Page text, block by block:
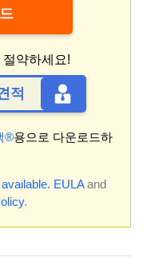
약하세요!
적
®용으로 다운로드하
EULAand
.